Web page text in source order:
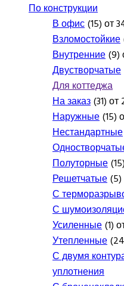
По конструкции
В офис(15) от
Взломостойкие
Внутренние(9)
Двустворчатые
Для коттеджа
На заказ(31)
Наружные(15)
Нестандартные
Полуторные
Решетчатые
С
С
Усиленные(1)
Утепленные
С двумя
уплотнения